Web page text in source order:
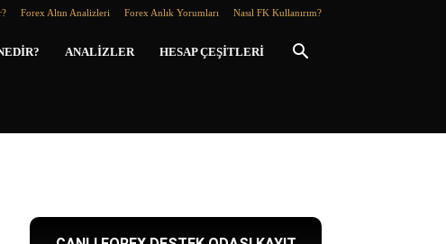
Forex Altın Analizleri Forex Anlık Yorumları Nasıl FK Kullanırım?
ANALIZLER HESAP ÇEŞITLERI